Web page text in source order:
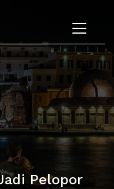
Pelopor